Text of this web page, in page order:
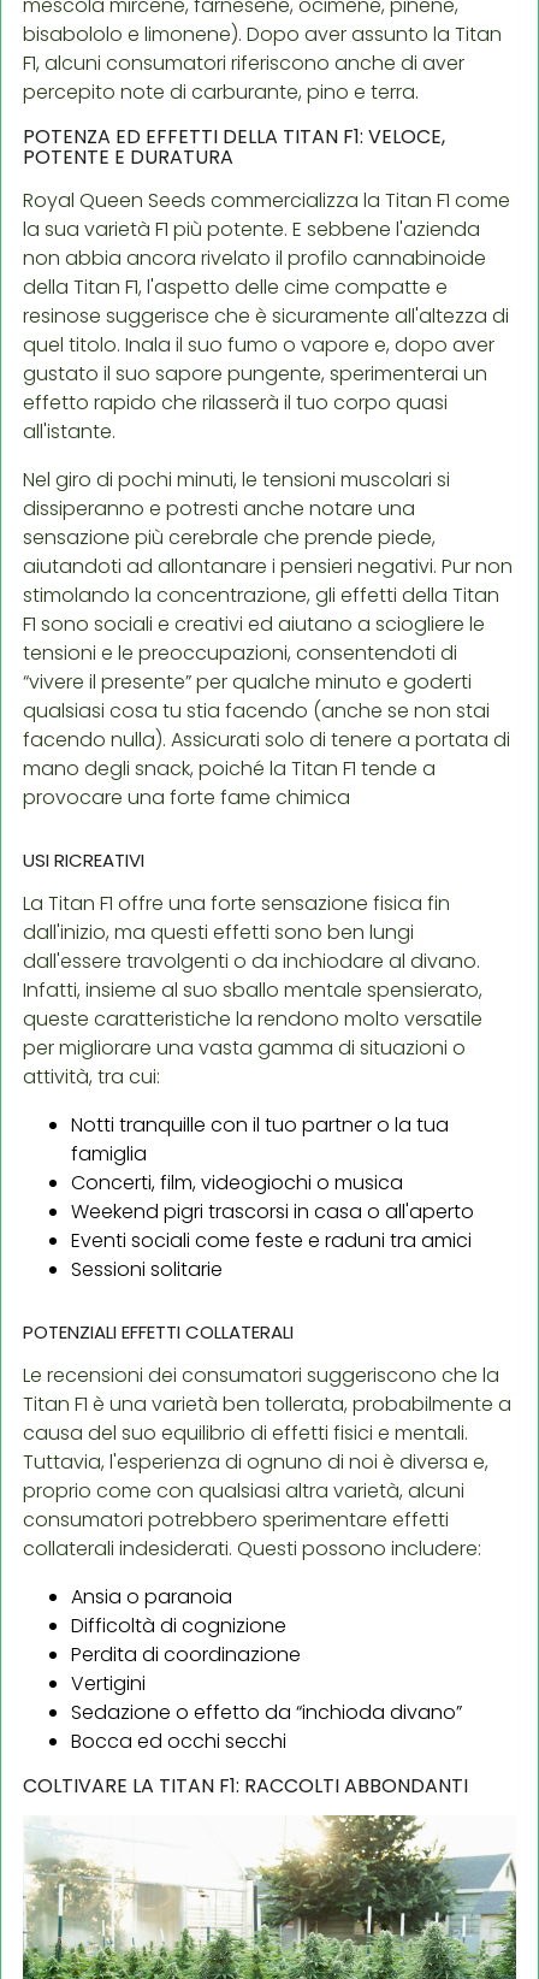
mescola mircene, farnesene, ocimene, pinene,
bisabololo e limonene). Dopo aver assunto la Titan
F1, alcuni consumatori riferiscono anche di aver
percepito note di carburante, pino e terra.
POTENZA ED EFFETTI DELLA TITAN F1: VELOCE,
POTENTE E DURATURA
Royal Queen Seeds commercializza la Titan F1 come
la sua varietà F1 più potente. E sebbene l'azienda
non abbia ancora rivelato il profilo cannabinoide
della Titan F1, l'aspetto delle cime compatte e
resinose suggerisce che è sicuramente all'altezza di
quel titolo. Inala il suo fumo o vapore e, dopo aver
gustato il suo sapore pungente, sperimenterai un
effetto rapido che rilasserà il tuo corpo quasi
all'istante.
Nel giro di pochi minuti, le tensioni muscolari si
dissiperanno e potresti anche notare una
sensazione più cerebrale che prende piede,
aiutandoti ad allontanare i pensieri negativi. Pur non
stimolando la concentrazione, gli effetti della Titan
F1 sono sociali e creativi ed aiutano a sciogliere le
tensioni e le preoccupazioni, consentendoti di
“vivere il presente” per qualche minuto e goderti
qualsiasi cosa tu stia facendo (anche se non stai
facendo nulla). Assicurati solo di tenere a portata di
mano degli snack, poiché la Titan F1 tende a
provocare una forte fame chimica
USI RICREATIVI
La Titan F1 offre una forte sensazione fisica fin
dall'inizio, ma questi effetti sono ben lungi
dall'essere travolgenti o da inchiodare al divano.
Infatti, insieme al suo sballo mentale spensierato,
queste caratteristiche la rendono molto versatile
per migliorare una vasta gamma di situazioni o
attività, tra cui:
Notti tranquille con il tuo partner o la tua
famiglia
Concerti, film, videogiochi o musica
Weekend pigri trascorsi in casa o all'aperto
Eventi sociali come feste e raduni tra amici
Sessioni solitarie
POTENZIALI EFFETTI COLLATERALI
Le recensioni dei consumatori suggeriscono che la
Titan F1 è una varietà ben tollerata, probabilmente a
causa del suo equilibrio di effetti fisici e mentali.
Tuttavia, l'esperienza di ognuno di noi è diversa e,
proprio come con qualsiasi altra varietà, alcuni
consumatori potrebbero sperimentare effetti
collaterali indesiderati. Questi possono includere:
Ansia o paranoia
Difficoltà di cognizione
Perdita di coordinazione
Vertigini
Sedazione o effetto da “inchioda divano”
Bocca ed occhi secchi
COLTIVARE LA TITAN F1: RACCOLTI ABBONDANTI